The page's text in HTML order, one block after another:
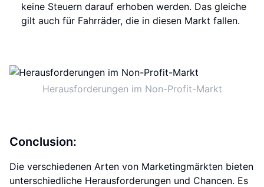
keine Steuern darauf erhoben werden. Das gleiche
gilt auch für Fahrräder, die in diesen Markt fallen.
Herausforderungen im Non-Profit-Markt
Conclusion:
Die verschiedenen Arten von Marketingmärkten bieten
unterschiedliche Herausforderungen und Chancen. Es